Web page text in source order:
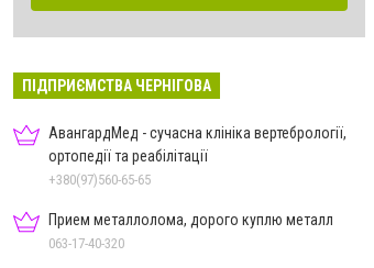
ПІДПРИЄМСТВА ЧЕРНІГОВА
АвангардМед - сучасна клініка вертебрології,
ортопедії та реабілітації
+380(97)560-65-65
Прием металлолома, дорого куплю металл
063-17-40-320